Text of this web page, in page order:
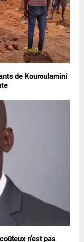
de Kouroulamini
n’est pas